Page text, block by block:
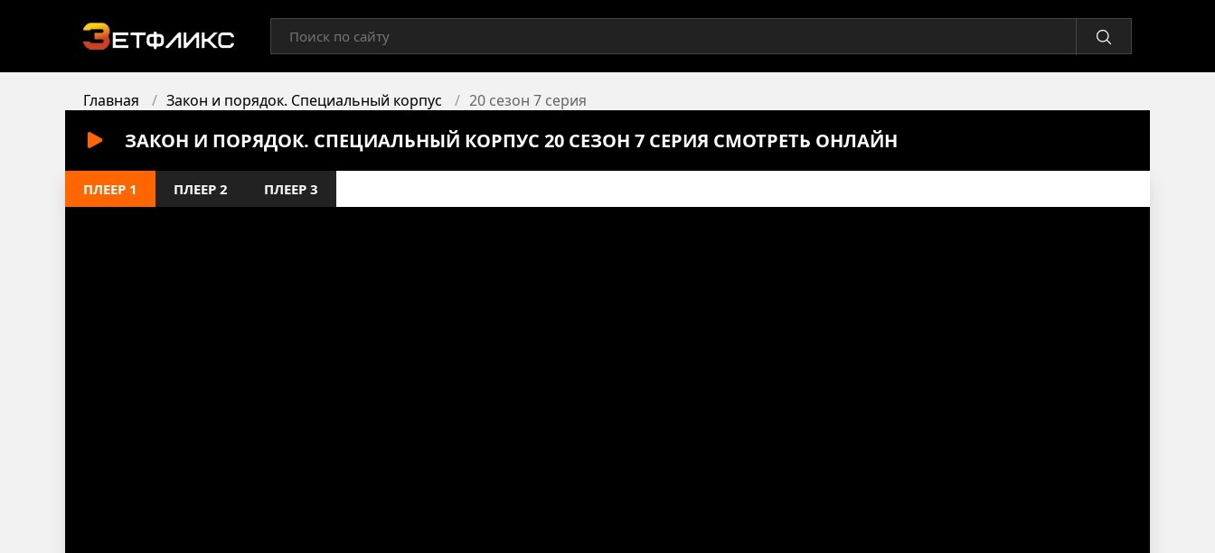
Главная Закон и порядок. Специальный корпус 20 сезон 7 серия
ЗАКОН И ПОРЯДОК. СПЕЦИАЛЬНЫЙ КОРПУС 20 СЕЗОН 7 СЕРИЯ СМОТРЕТЬ ОНЛАЙН
ПЛЕЕР 1 ПЛЕЕР 2 ПЛЕЕР 3